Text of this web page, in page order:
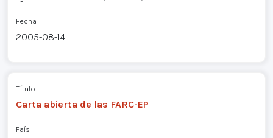
Fecha
2005-08-14
Título
Carta abierta de las FARC-EP
País